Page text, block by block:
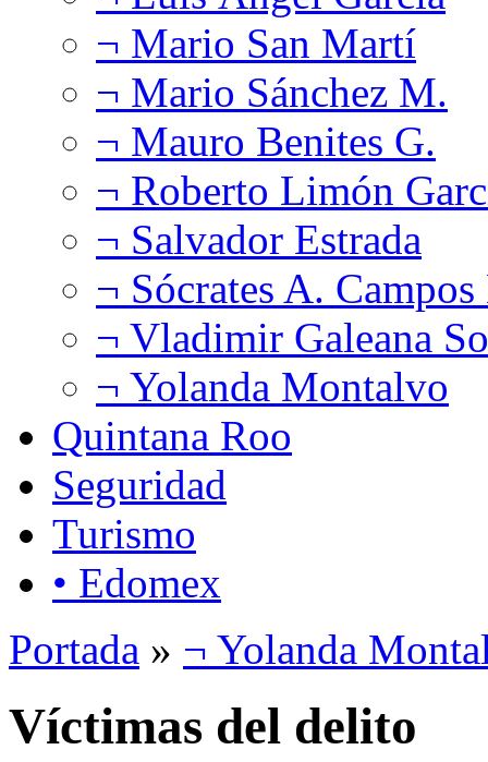
¬ Mario San Martí
¬ Mario Sánchez M.
¬ Mauro Benites G.
¬ Roberto Limón
¬ Salvador Estrada
¬ Sócrates A.
¬ Vladimir Galeana
¬ Yolanda Montalvo
Quintana Roo
Seguridad
Turismo
• Edomex
Portada » ¬ Yolanda
Víctimas del delito